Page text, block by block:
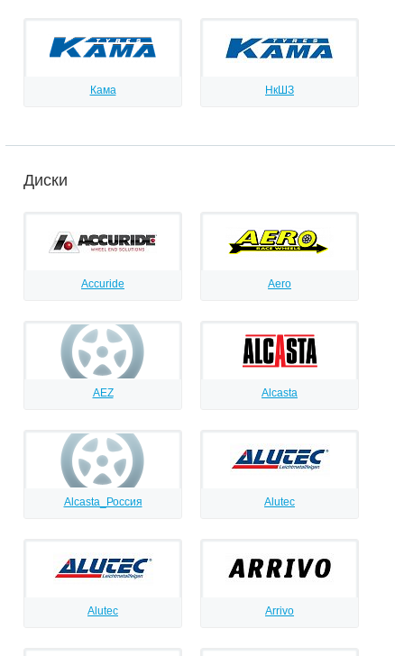
Кама НкШЗ
Диски
Accuride Aero
AEZ Alcasta
Alcasta_Россия Alutec
Alutec Arrivo